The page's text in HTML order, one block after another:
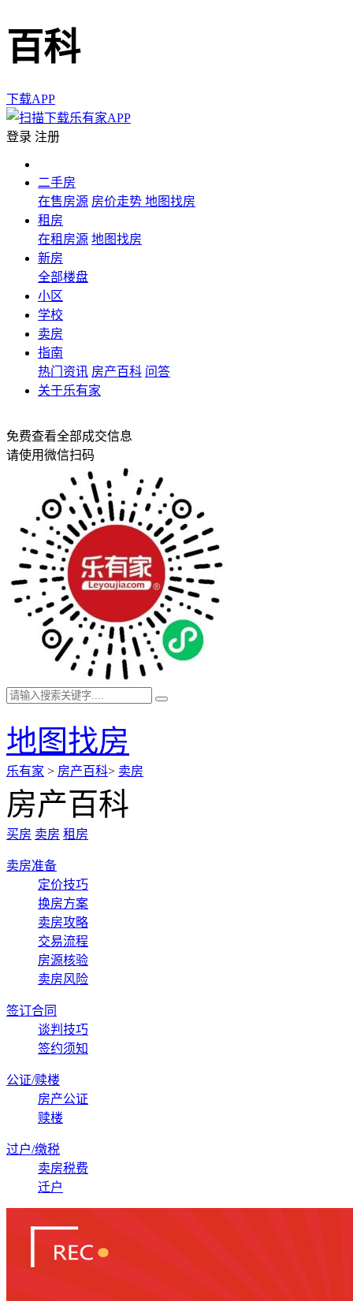
百科
下载APP
登录 注册
二手房
在售房源 房价走势 地图找房
租房
在租房源 地图找房
新房
全部楼盘
小区
学校
卖房
指南
热门资讯 房产百科 问答
关于乐有家
免费查看全部成交信息
请使用微信扫码
地图找房
乐有家 > 房产百科> 卖房
房产百科
买房 卖房 租房
卖房准备
定价技巧
换房方案
卖房攻略
交易流程
房源核验
卖房风险
签订合同
谈判技巧
签约须知
公证/赎楼
房产公证
赎楼
过户/缴税
卖房税费
迁户